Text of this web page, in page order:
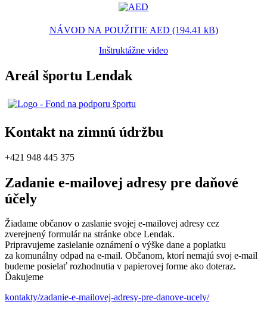
NÁVOD NA POUŽITIE AED (194.41 kB)
Inštruktážne video
Areál športu Lendak
Kontakt na zimnú údržbu
+421 948 445 375
Zadanie e-mailovej adresy pre daňové
účely
Žiadame občanov o zaslanie svojej e-mailovej adresy cez
zverejnený formulár na stránke obce Lendak.
Pripravujeme zasielanie oznámení o výške dane a poplatku
za komunálny odpad na e-mail. Občanom, ktorí nemajú svoj e-mail
budeme posielať rozhodnutia v papierovej forme ako doteraz.
Ďakujeme
kontakty/zadanie-e-mailovej-adresy-pre-danove-ucely/